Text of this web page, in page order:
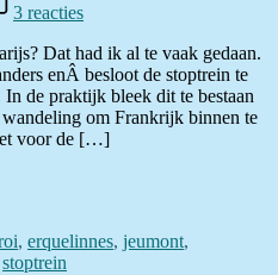
3 reacties
Stoptrein
Brussel-
Parijs
is
eens
iets
Dat had ik al te vaak gedaan.
enÂ besloot de stoptrein te
In de praktijk bleek dit te bestaan
om Frankrijk binnen te
voor de […]
, erquelinnes, jeumont,
stoptrein